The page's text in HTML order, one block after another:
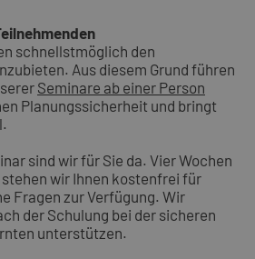
schnellstmöglich den
Aus diesem Grund führen
Seminare ab einer Person
Planungssicherheit und bringt
sind wir für Sie da. Vier Wochen
wir Ihnen kostenfrei für
Fragen zur Verfügung. Wir
der Schulung bei der sicheren
unterstützen.